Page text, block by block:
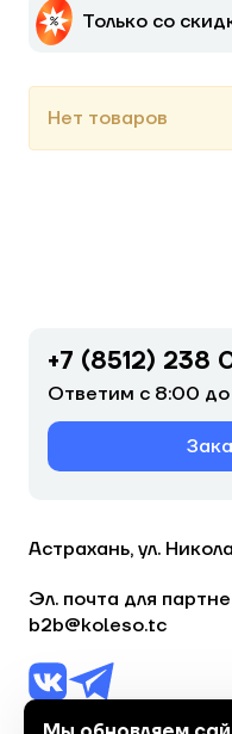
Только со
Нет товаров
+7 (8512) 238
Ответим с 8:00 до
Астрахань, ул.
Эл. почта для
b2b@koleso.tc